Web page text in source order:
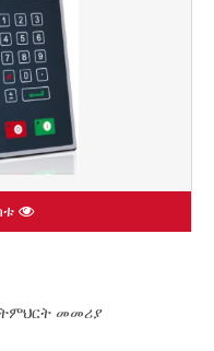
መመሪያ